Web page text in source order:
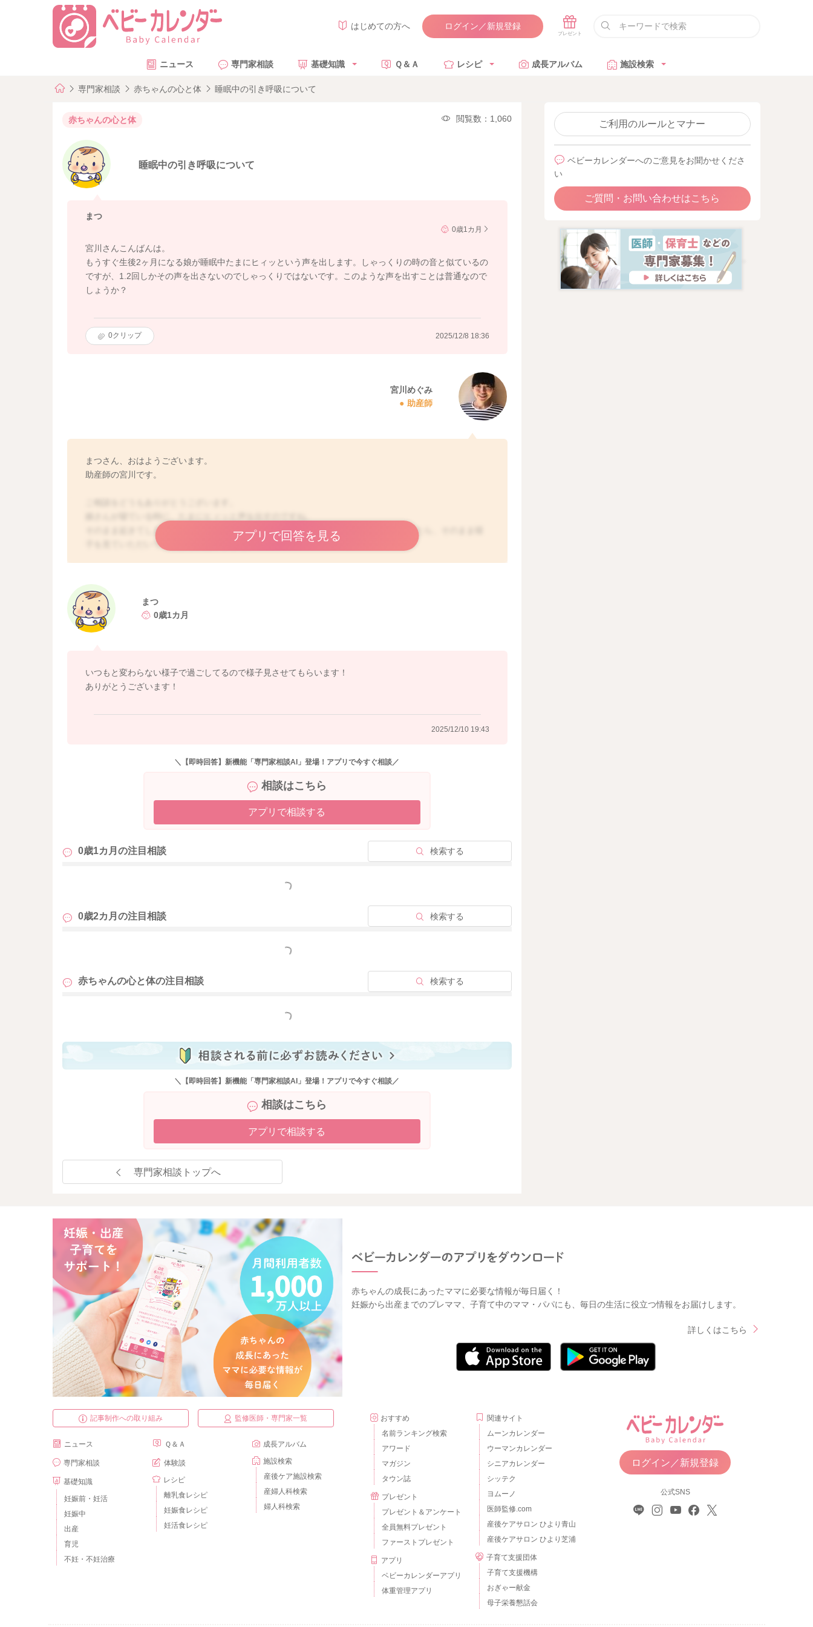
はじめての方へ ログイン／新規登録
ニュース 専門家相談 基礎知識 Ｑ＆Ａ レシピ 成長アルバム 施設検索
専門家相談 赤ちゃんの心と体 睡眠中の引き呼吸について
赤ちゃんの心と体 閲覧数：1,060
睡眠中の引き呼吸について
まつ
0歳1カ月
宮川さんこんばんは。
もうすぐ生後2ヶ月になる娘が睡眠中たまにヒィッという声を出します。しゃっくりの時の音と似ているの
ですが、1.2回しかその声を出さないのでしゃっくりではないです。このような声を出すことは普通なので
しょうか？
0クリップ 2025/12/8 18:36
宮川めぐみ
助産師
まつさん、おはようございます。
助産師の宮川です。
そのまま起きてしまったり、泣き出すようになる、顔色が気になるなどありませんでしたら、そのまま様
子を見ていただいていいように思いました。
もしれません。
他のお子さんにも見られることはあるように思います。
よかったら参考になさってみてください。
アプリで回答を見る
まつ
0歳1カ月
いつもと変わらない様子で過ごしてるので様子見させてもらいます！
ありがとうございます！
2025/12/10 19:43
＼【即時回答】新機能「専門家相談AI」登場！アプリで今すぐ相談／
相談はこちら
アプリで相談する
0歳1カ月の注目相談 検索する
もっと見る
0歳2カ月の注目相談 検索する
もっと見る
赤ちゃんの心と体の注目相談 検索する
もっと見る
＼【即時回答】新機能「専門家相談AI」登場！アプリで今すぐ相談／
相談はこちら
アプリで相談する
専門家相談トップへ
ご利用のルールとマナー
ベビーカレンダーへのご意見をお聞かせくださ
い
ご質問・お問い合わせはこちら
赤ちゃんの成長にあったママに必要な情報が毎日届く！
妊娠から出産までのプレママ、子育て中のママ・パパにも、毎日の生活に役立つ情報をお届けします。
詳しくはこちら
記事制作への取り組み 監修医師・専門家一覧
ニュース
専門家相談
基礎知識
妊娠前・妊活
妊娠中
出産
育児
不妊・不妊治療
Ｑ＆Ａ
体験談
レシピ
離乳食レシピ
妊娠食レシピ
妊活食レシピ
成長アルバム
施設検索
産後ケア施設検索
産婦人科検索
婦人科検索
おすすめ
名前ランキング検索
アワード
マガジン
タウン誌
プレゼント
プレゼント＆アンケート
全員無料プレゼント
ファーストプレゼント
アプリ
ベビーカレンダーアプリ
体重管理アプリ
関連サイト
ムーンカレンダー
ウーマンカレンダー
シニアカレンダー
シッテク
ヨムーノ
医師監修.com
産後ケアサロン ひより青山
産後ケアサロン ひより芝浦
子育て支援団体
子育て支援機構
おぎゃー献金
母子栄養懇話会
ログイン／新規登録
公式SNS